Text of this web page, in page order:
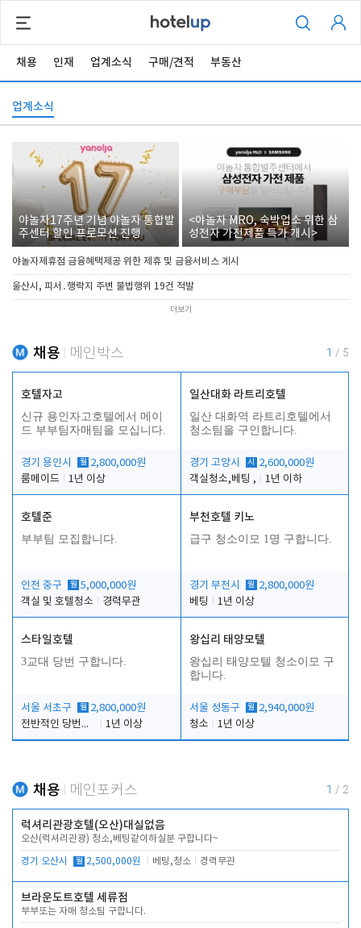
채용 인재 업계소식 구매/견적 부동산
업계소식
야놀자17주년 기념 야놀자 통합발
주센터 할인 프로모션 진행
<야놀자 MRO, 숙박업소 위한 삼
성전자 가전제품 특가 개시>
야놀자제휴점 금융혜택제공 위한 제휴 및 금융서비스 게시
울산시, 피서․행락지 주변 불법행위 19건 적발
더보기
채용 메인박스 1 / 5
호텔자고
신규 용인자고호텔에서 메이
드 부부팀자매팀을 모십니다.
경기 용인시 월 2,800,000원
룸메이드
1년 이상
일산대화 라트리호텔
일산 대화역 라트리호텔에서
청소팀을 구인합니다.
경기 고양시 시
2,600,000원
객실청소,베팅 ,
1년 이하
호텔준
부부팀 모집합니다.
인천 중구 월 5,000,000원
객실 및 호텔청소
경력무관
부천호텔 키노
급구 청소이모 1명 구합니다.
경기 부천시 월 2,800,000원
베팅
1년 이상
스타일호텔
3교대 당번 구합니다.
서울 서초구 월 2,800,000원
전반적인 당번업무
1년 이상
왕십리 태양모텔
왕십리 태양모텔 청소이모 구
합니다.
서울 성동구 월 2,940,000원
청소
1년 이상
채용 메인포커스 1 / 2
럭셔리관광호텔(오산)대실없음
오산(럭셔리관광) 청소,베팅같이하실분 구합니다~
경기 오산시 월 2,500,000원 베팅,청소 경력무관
브라운도트호텔 세류점
부부또는 자매 청소팀 구합니다.